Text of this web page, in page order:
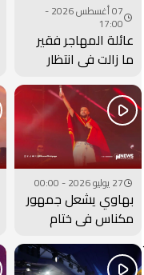
07 أغسطس 2026 -
17:00
عائلة المهاجر فقير
ما زالت في انتظار
27 يوليو 2026 - 00:00
بهاوي يشعل جمهور
مكناس في ختام
فيديو